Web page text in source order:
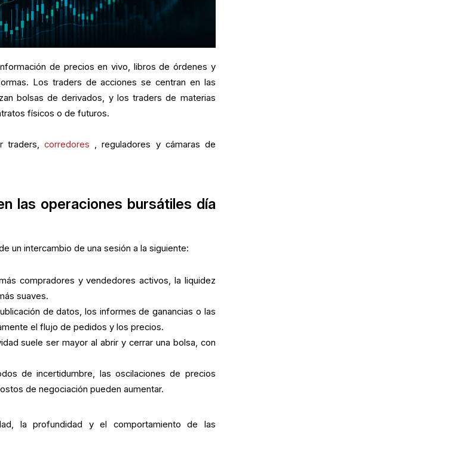
de precios en vivo, libros de órdenes y
Los traders de acciones se centran en las
bolsas de derivados, y los traders de materias
físicos o de futuros.
traders,corredores , reguladores y cámaras de
las operaciones bursátiles día
un intercambio de una sesión a la siguiente:
compradores y vendedores activos, la liquidez
suaves.
de datos, los informes de ganancias o las
el flujo de pedidos y los precios.
suele ser mayor al abrir y cerrar una bolsa, con
de incertidumbre, las oscilaciones de precios
de negociación pueden aumentar.
la profundidad y el comportamiento de las